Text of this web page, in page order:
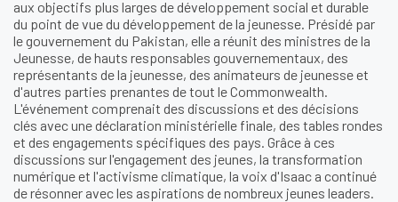
aux objectifs plus larges de développement social et durable
du point de vue du développement de la jeunesse. Présidé par
le gouvernement du Pakistan, elle a réunit des ministres de la
Jeunesse, de hauts responsables gouvernementaux, des
représentants de la jeunesse, des animateurs de jeunesse et
d'autres parties prenantes de tout le Commonwealth.
L'événement comprenait des discussions et des décisions
clés avec une déclaration ministérielle finale, des tables rondes
et des engagements spécifiques des pays. Grâce à ces
discussions sur l'engagement des jeunes, la transformation
numérique et l'activisme climatique, la voix d'Isaac a continué
de résonner avec les aspirations de nombreux jeunes leaders.